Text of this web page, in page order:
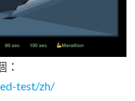
：
test/zh/